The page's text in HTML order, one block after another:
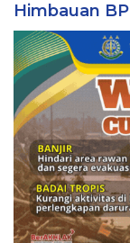
Himbauan